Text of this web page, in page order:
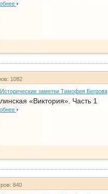
1082
Исторические заметки Тимофея Бегрова
«Виктория». Часть 1
840